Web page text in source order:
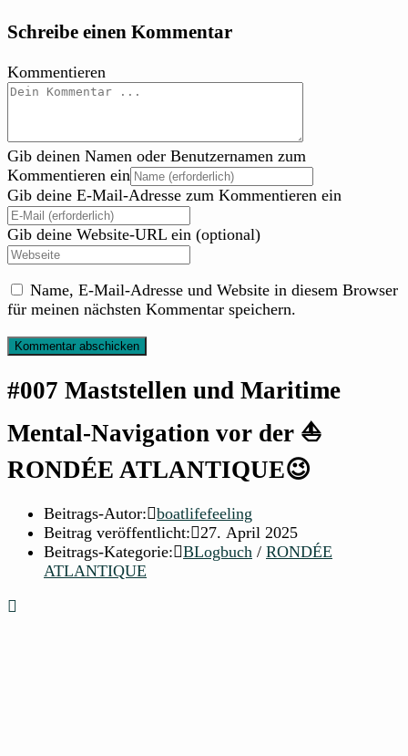
Schreibe einen Kommentar
Kommentieren
Gib deinen Namen oder Benutzernamen zum
Kommentieren ein
Gib deine E-Mail-Adresse zum Kommentieren ein
Gib deine Website-URL ein (optional)
Name, E-Mail-Adresse und Website in diesem Browser
für meinen nächsten Kommentar speichern.
#007 Maststellen und Maritime
Mental-Navigation vor der ⛵
RONDÉE ATLANTIQUE😉
Beitrags-Autor: boatlifefeeling
Beitrag veröffentlicht:
27. April 2025
Beitrags-Kategorie: BLogbuch / RONDÉE
ATLANTIQUE